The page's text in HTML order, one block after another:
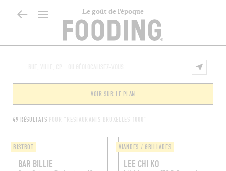
Le goût de l’époque
49 RÉSULTATS POUR "RESTAURANTS BRUXELLES 1000"
VOIR SUR LE PLAN
BISTROT
BAR BILLIE
VIANDES / GRILLADES
LEE CHI KO